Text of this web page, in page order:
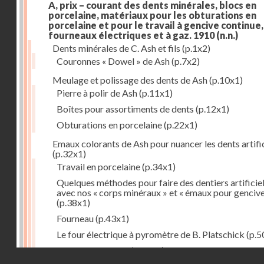
A, prix – courant des dents minérales, blocs en
porcelaine, matériaux pour les obturations en
porcelaine et pour le travail à gencive
fourneaux électriques et à gaz. 1910(n.n.)
Dents minérales de C. Ash et fils (p.1x2)
Couronnes « Dowel » de Ash(p.7x2)
Meulage et polissage des dents de Ash(p.10x1)
Pierre à polir de Ash(p.11x1)
Boîtes pour assortiments de dents (p.12x1)
Obturations en porcelaine(p.22x1)
Emaux colorants de Ash pour nuancer les dents
(p.32x1)
Travail en porcelaine(p.34x1)
Quelques méthodes pour faire des dentiers
avec nos « corps minéraux » et « émaux pour
(p.38x1)
Fourneau(p.43x1)
Le four électrique à pyromètre de B. Platschick
Pyromètre de Ash(p.53x1)